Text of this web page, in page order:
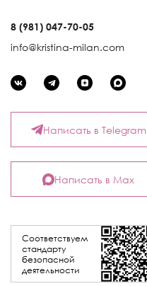
8 (981) 047-70-05
info@kristina-milan.com
Соответствуем
стандарту
безопасной
деятельности
Написать в Telegram
Написать в Max